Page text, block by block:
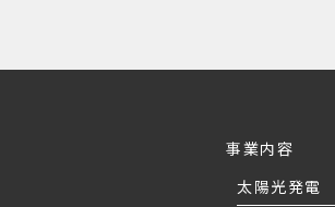
事業内容
太陽光発電